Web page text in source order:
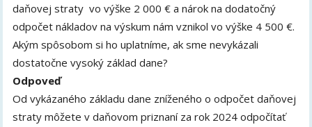
daňovej straty vo výške 2 000 € a nárok na dodatočný
odpočet nákladov na výskum nám vznikol vo výške 4 500 €.
Akým spôsobom si ho uplatníme, ak sme nevykázali
dostatočne vysoký základ dane?
Odpoveď
Od vykázaného základu dane zníženého o odpočet daňovej
straty môžete v daňovom priznaní za rok 2024 odpočítať